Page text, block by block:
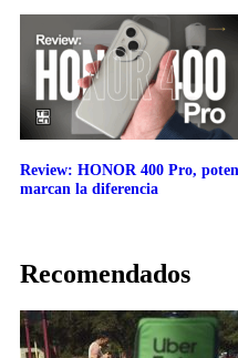
Review: HONOR 400 Pro,
marcan la diferencia
Recomendados